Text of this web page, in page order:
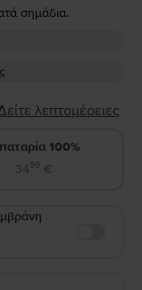
σημάδια.
λεπτομέρειες
100%
3499 €